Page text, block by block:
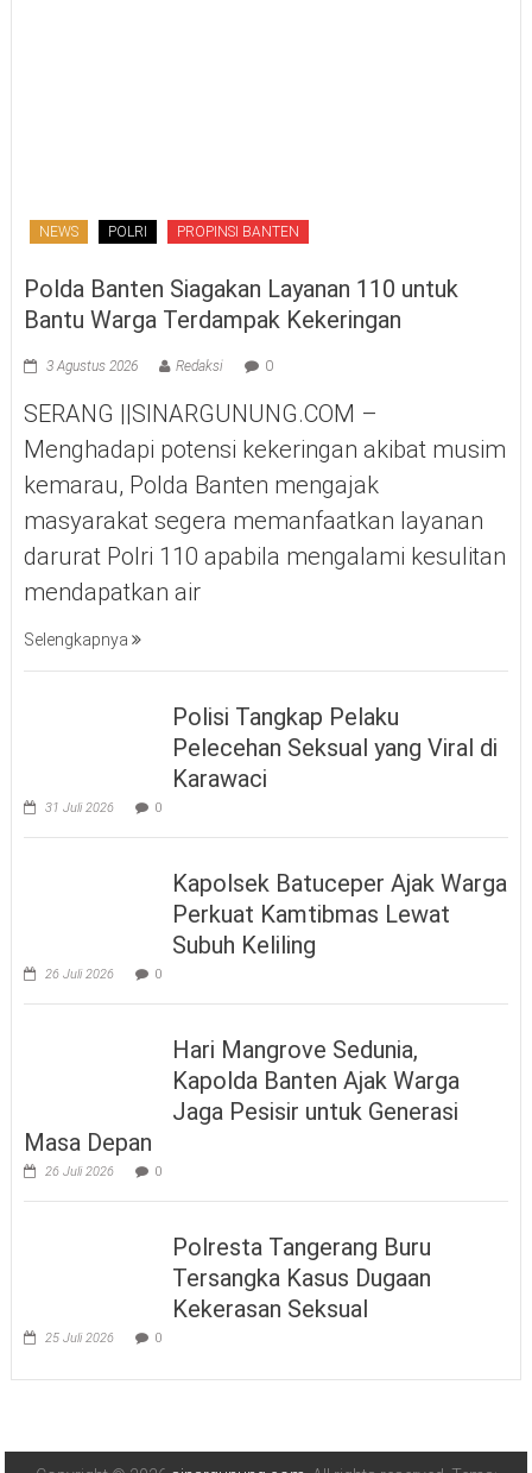
NEWS POLRI PROPINSI BANTEN
Polda Banten Siagakan Layanan 110 untuk
Bantu Warga Terdampak Kekeringan
3 Agustus 2026 Redaksi 0
SERANG ||SINARGUNUNG.COM –
Menghadapi potensi kekeringan akibat musim
kemarau, Polda Banten mengajak
masyarakat segera memanfaatkan layanan
darurat Polri 110 apabila mengalami kesulitan
mendapatkan air
Selengkapnya
Polisi Tangkap Pelaku
Pelecehan Seksual yang Viral di
Karawaci
31 Juli 2026 0
Kapolsek Batuceper Ajak Warga
Perkuat Kamtibmas Lewat
Subuh Keliling
26 Juli 2026 0
Hari Mangrove Sedunia,
Kapolda Banten Ajak Warga
Jaga Pesisir untuk Generasi
Masa Depan
26 Juli 2026 0
Polresta Tangerang Buru
Tersangka Kasus Dugaan
Kekerasan Seksual
25 Juli 2026 0